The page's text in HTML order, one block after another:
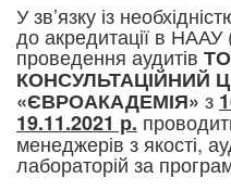
У зв’язку із
до акредитації в НААУ
проведення аудитів​
КОНСУЛЬТАЦІЙНИЙ
«ЄВРОАКАДЕМІЯ» з
19.11.2021 р.
менеджерів з якості,
лабораторій за